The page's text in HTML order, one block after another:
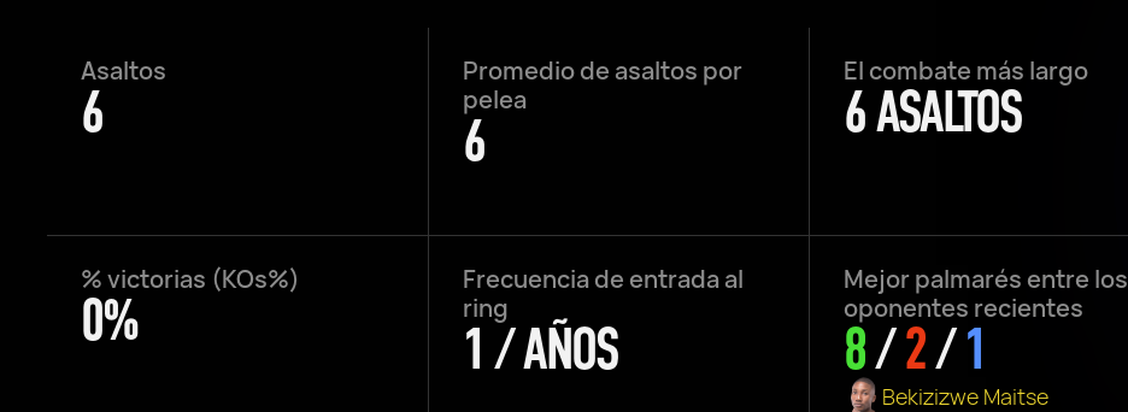
Asaltos
6
Promedio de asaltos por
pelea
6
El combate más largo
6 ASALTOS
% victorias (KOs%)
0%
Frecuencia de entrada al
ring
1 / AÑOS
Mejor palmarés entre los
oponentes recientes
8/2/1
Bekizizwe Maitse